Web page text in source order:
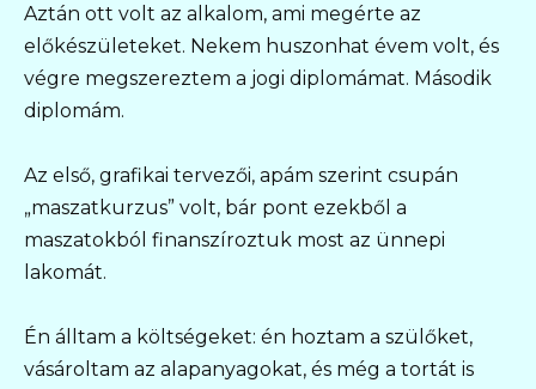
Aztán ott volt az alkalom, ami megérte az
előkészületeket. Nekem huszonhat évem volt, és
végre megszereztem a jogi diplomámat. Második
diplomám.
Az első, grafikai tervezői, apám szerint csupán
„maszatkurzus” volt, bár pont ezekből a
maszatokból finanszíroztuk most az ünnepi
lakomát.
Én álltam a költségeket: én hoztam a szülőket,
vásároltam az alapanyagokat, és még a tortát is